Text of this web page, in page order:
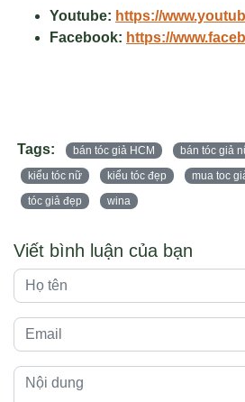
Youtube: https://
Facebook: https://
Tags: bán tóc giả HCM bán tóc giả
kiểu tóc nữ
kiểu tóc đẹp mua toc
tóc giả đẹp
wina
Viết bình luận của bạn